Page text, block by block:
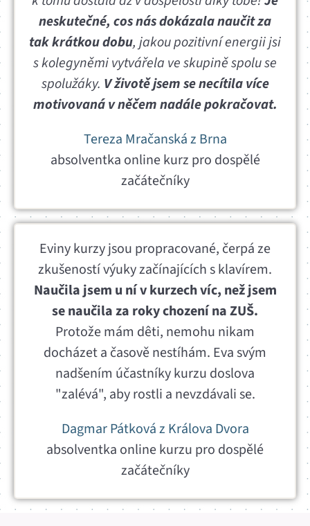
neskutečné, cos nás dokázala naučit za
tak krátkou dobu, jakou pozitivní energii jsi
s kolegyněmi vytvářela ve skupině spolu se
spolužáky. V životě jsem se necítila více
motivovaná v něčem nadále pokračovat.
Tereza Mračanská z Brna
absolventka online kurz pro dospělé
začátečníky
Eviny kurzy jsou propracované, čerpá ze
zkušeností výuky začínajících s klavírem.
Naučila jsem u ní v kurzech víc, než jsem
se naučila za roky chození na ZUŠ.
Protože mám dêti, nemohu nikam
docházet a časově nestíhám. Eva svým
nadšením účastníky kurzu doslova
"zalévá", aby rostli a nevzdávali se.
Dagmar Pátková z Králova Dvora
absolventka online kurzu pro dospělé
začátečníky